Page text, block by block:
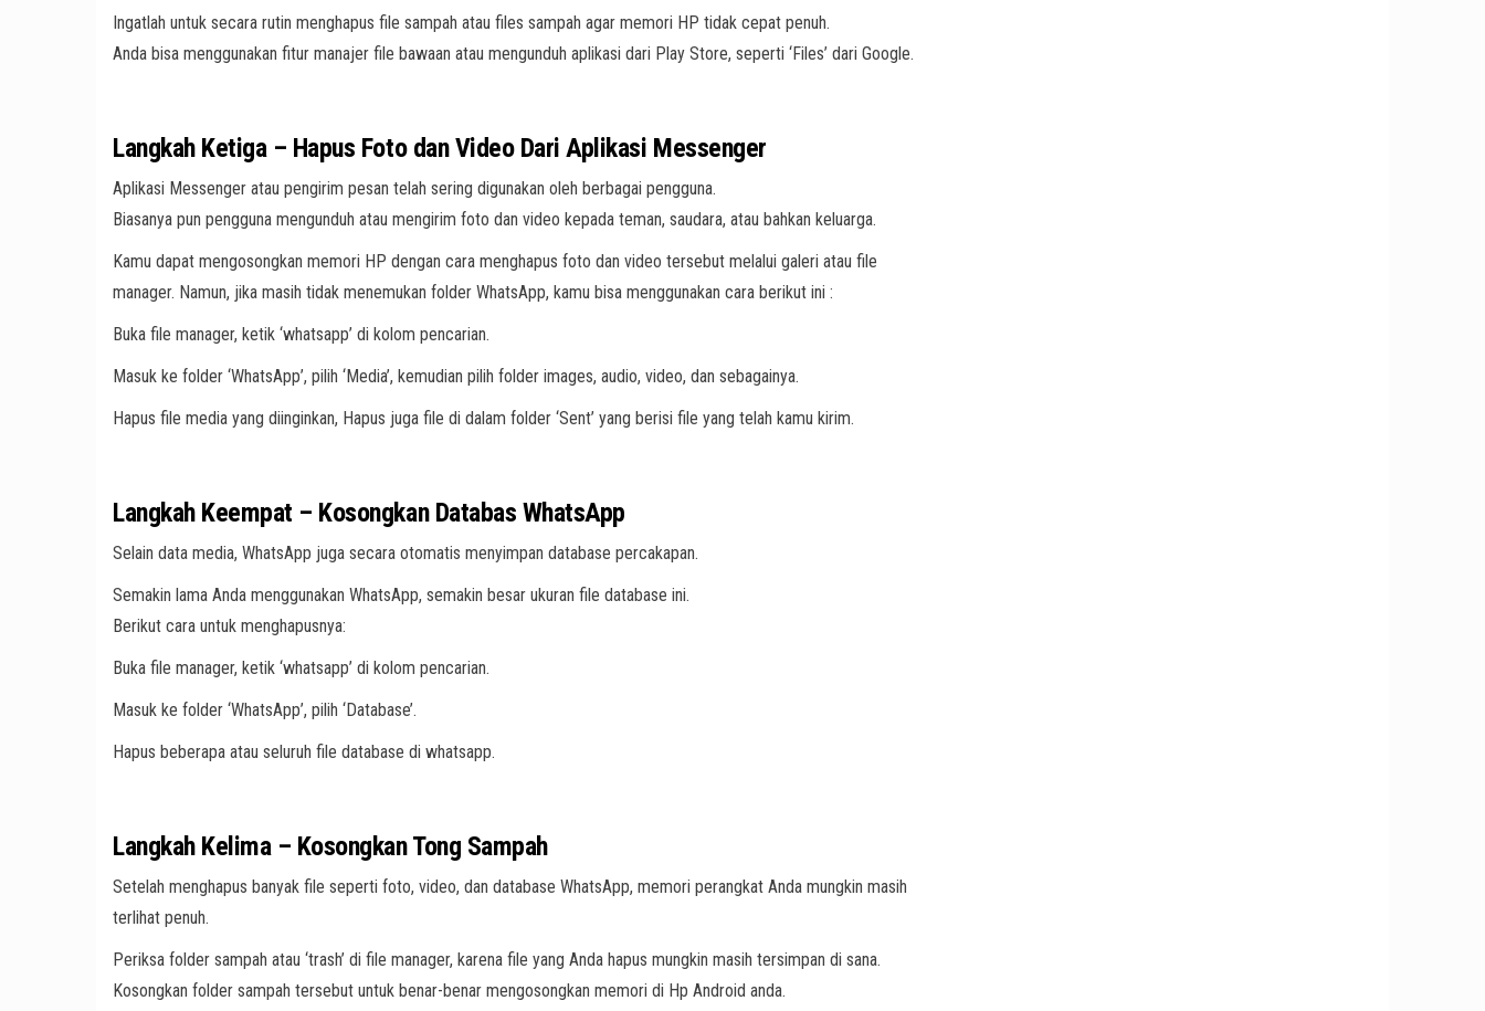
Ingatlah untuk secara rutin menghapus file sampah atau files sampah agar memori HP tidak cepat penuh.
Anda bisa menggunakan fitur manajer file bawaan atau mengunduh aplikasi dari Play Store, seperti ‘Files’ dari Google.
Langkah Ketiga – Hapus Foto dan Video Dari Aplikasi Messenger
Aplikasi Messenger atau pengirim pesan telah sering digunakan oleh berbagai pengguna.
Biasanya pun pengguna mengunduh atau mengirim foto dan video kepada teman, saudara, atau bahkan keluarga.
Kamu dapat mengosongkan memori HP dengan cara menghapus foto dan video tersebut melalui galeri atau file
manager. Namun, jika masih tidak menemukan folder WhatsApp, kamu bisa menggunakan cara berikut ini :
Buka file manager, ketik ‘whatsapp’ di kolom pencarian.
Masuk ke folder ‘WhatsApp’, pilih ‘Media’, kemudian pilih folder images, audio, video, dan sebagainya.
Hapus file media yang diinginkan, Hapus juga file di dalam folder ‘Sent’ yang berisi file yang telah kamu kirim.
Langkah Keempat – Kosongkan Databas WhatsApp
Selain data media, WhatsApp juga secara otomatis menyimpan database percakapan.
Semakin lama Anda menggunakan WhatsApp, semakin besar ukuran file database ini.
Berikut cara untuk menghapusnya:
Buka file manager, ketik ‘whatsapp’ di kolom pencarian.
Masuk ke folder ‘WhatsApp’, pilih ‘Database’.
Hapus beberapa atau seluruh file database di whatsapp.
Langkah Kelima – Kosongkan Tong Sampah
Setelah menghapus banyak file seperti foto, video, dan database WhatsApp, memori perangkat Anda mungkin masih
terlihat penuh.
Periksa folder sampah atau ‘trash’ di file manager, karena file yang Anda hapus mungkin masih tersimpan di sana.
Kosongkan folder sampah tersebut untuk benar-benar mengosongkan memori di Hp Android anda.